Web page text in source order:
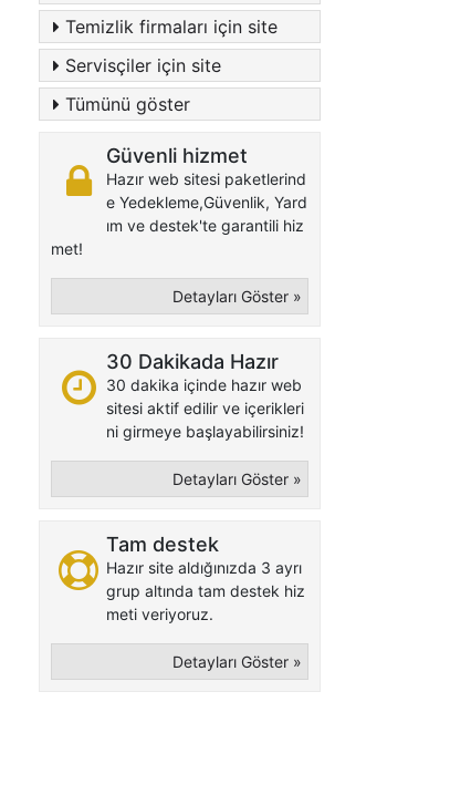
Temizlik firmaları için site
Servisçiler için site
Tümünü göster
Güvenli hizmet
Hazır web sitesi paketlerind
e Yedekleme,Güvenlik, Yard
ım ve destek'te garantili hiz
met!
Detayları Göster »
30 Dakikada Hazır
30 dakika içinde hazır web
sitesi aktif edilir ve içerikleri
ni girmeye başlayabilirsiniz!
Detayları Göster »
Tam destek
Hazır site aldığınızda 3 ayrı
grup altında tam destek hiz
meti veriyoruz.
Detayları Göster »